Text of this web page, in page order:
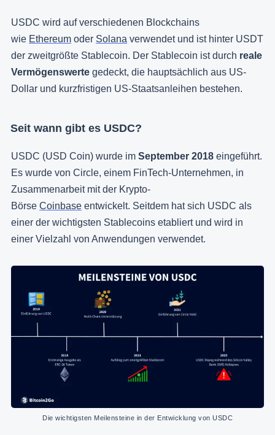
USDC wird auf verschiedenen Blockchains
wie Ethereum oder Solana verwendet und ist hinter USDT
der zweitgrößte Stablecoin. Der Stablecoin ist durch reale
Vermögenswerte gedeckt, die hauptsächlich aus US-
Dollar und kurzfristigen US-Staatsanleihen bestehen.
Seit wann gibt es USDC?
USDC (USD Coin) wurde im September 2018 eingeführt.
Es wurde von Circle, einem FinTech-Unternehmen, in
Zusammenarbeit mit der Krypto-
Börse Coinbase entwickelt. Seitdem hat sich USDC als
einer der wichtigsten Stablecoins etabliert und wird in
einer Vielzahl von Anwendungen verwendet.
Die wichtigsten Meilensteine in der Entwicklung von USDC